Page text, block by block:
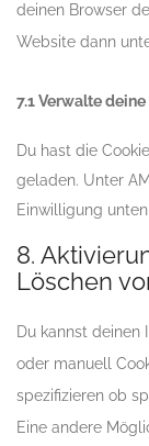
deinen Browser
Website dann
7.1 Verwalte
Du hast die
geladen. Unter
Einwilligung
8.
Löschen
Du kannst
oder manuell
spezifizieren ob
Eine andere